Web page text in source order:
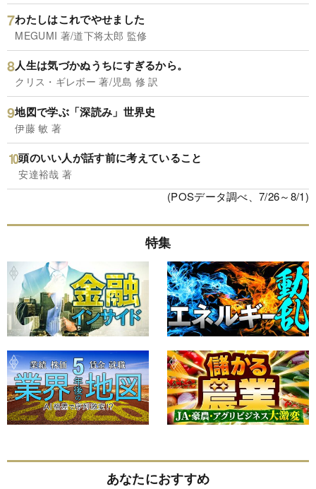
わたしはこれでやせました
MEGUMI 著/道下将太郎 監修
人生は気づかぬうちにすぎるから。
クリス・ギレボー 著/児島 修 訳
地図で学ぶ「深読み」世界史
伊藤 敏 著
頭のいい人が話す前に考えていること
安達裕哉 著
(POSデータ調べ、7/26～8/1)
特集
あなたにおすすめ